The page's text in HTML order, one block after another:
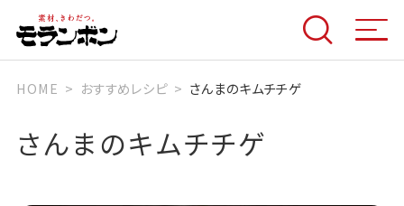
HOME おすすめレシピ さんまのキムチチゲ
さんまのキムチチゲ